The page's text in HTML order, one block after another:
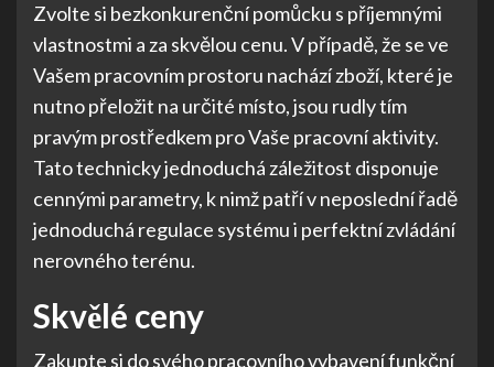
Zvolte si bezkonkurenční pomůcku s příjemnými
vlastnostmi a za skvělou cenu. V případě, že se ve
Vašem pracovním prostoru nachází zboží, které je
nutno přeložit na určité místo, jsou rudlytím
pravým prostředkem pro Vaše pracovní aktivity.
Tato technicky jednoduchá záležitost disponuje
cennými parametry, k nimž patří v neposlední řadě
jednoduchá regulace systému i perfektní zvládání
nerovného terénu.
Skvělé ceny
Zakupte si do svého pracovního vybavení funkční